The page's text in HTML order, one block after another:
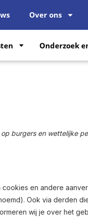
Over ons
Onderzoek
burgers en wettelijke
cookies en andere
Ook via derden
wij je over het